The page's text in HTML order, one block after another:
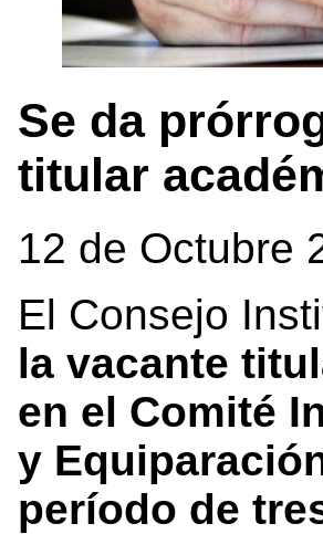
Se da
titular
12 de Octubre
El Consejo
la vacante
en el Comité
y
período de